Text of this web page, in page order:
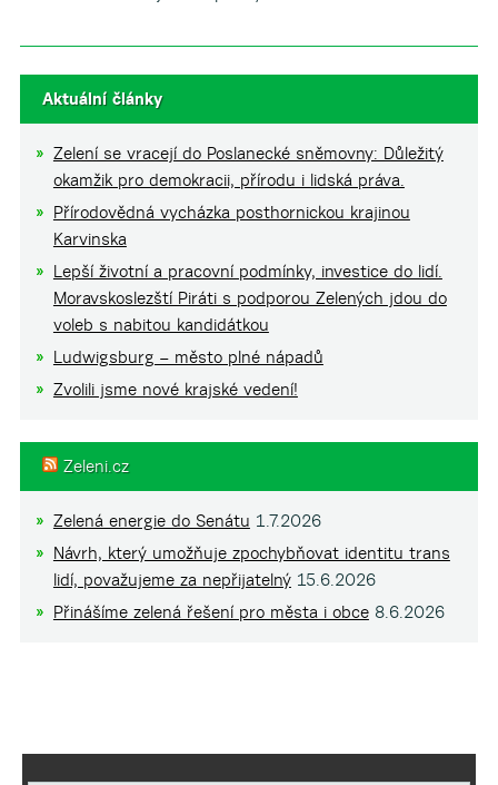
Aktuální články
Zelení se vracejí do Poslanecké sněmovny: Důležitý
okamžik pro demokracii, přírodu i lidská práva.
Přírodovědná vycházka posthornickou krajinou
Karvinska
Lepší životní a pracovní podmínky, investice do lidí.
Moravskoslezští Piráti s podporou Zelených jdou do
voleb s nabitou kandidátkou
Ludwigsburg – město plné nápadů
Zvolili jsme nové krajské vedení!
Zeleni.cz
Zelená energie do Senátu 1.7.2026
Návrh, který umožňuje zpochybňovat identitu trans
lidí, považujeme za nepřijatelný 15.6.2026
Přinášíme zelená řešení pro města i obce 8.6.2026